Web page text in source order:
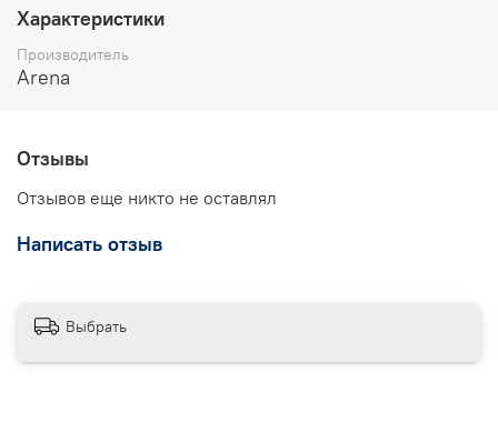
Характеристики
Производитель
Arena
Отзывы
Отзывов еще никто не оставлял
Написать отзыв
Выбрать